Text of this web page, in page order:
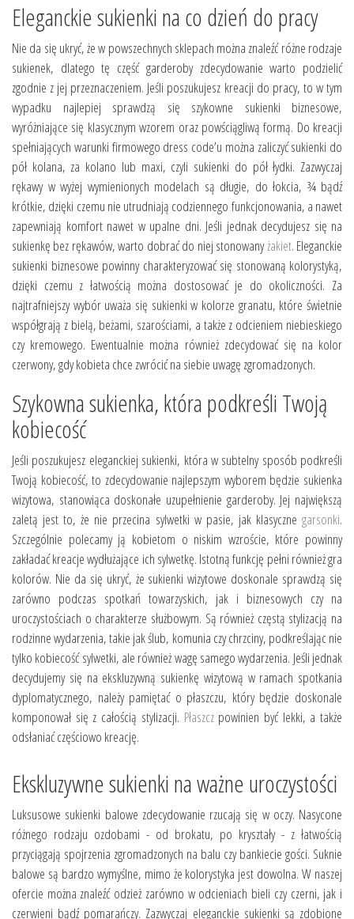
Eleganckie sukienki na co dzień do pracy
Nie da się ukryć, że w powszechnych sklepach można znaleźć różne rodzaje
sukienek, dlatego tę część garderoby zdecydowanie warto podzielić
zgodnie z jej przeznaczeniem. Jeśli poszukujesz kreacji do pracy, to w tym
wypadku najlepiej sprawdzą się szykowne sukienki biznesowe,
wyróżniające się klasycznym wzorem oraz powściągliwą formą. Do kreacji
spełniających warunki firmowego dress code’u można zaliczyć sukienki do
pół kolana, za kolano lub maxi, czyli sukienki do pół łydki. Zazwyczaj
rękawy w wyżej wymienionych modelach są długie, do łokcia, ¾ bądź
krótkie, dzięki czemu nie utrudniają codziennego funkcjonowania, a nawet
zapewniają komfort nawet w upalne dni. Jeśli jednak decydujesz się na
sukienkę bez rękawów, warto dobrać do niej stonowanyżakiet. Eleganckie
sukienki biznesowe powinny charakteryzować się stonowaną kolorystyką,
dzięki czemu z łatwością można dostosować je do okoliczności. Za
najtrafniejszy wybór uważa się sukienki w kolorze granatu, które świetnie
współgrają z bielą, beżami, szarościami, a także z odcieniem niebieskiego
czy kremowego. Ewentualnie można również zdecydować się na kolor
czerwony, gdy kobieta chce zwrócić na siebie uwagę zgromadzonych.
Szykowna sukienka, która podkreśli Twoją
kobiecość
Jeśli poszukujesz eleganckiej sukienki, która w subtelny sposób podkreśli
Twoją kobiecość, to zdecydowanie najlepszym wyborem będzie sukienka
wizytowa, stanowiąca doskonałe uzupełnienie garderoby. Jej największą
zaletą jest to, że nie przecina sylwetki w pasie, jak klasyczne garsonki.
Szczególnie polecamy ją kobietom o niskim wzroście, które powinny
zakładać kreacje wydłużające ich sylwetkę. Istotną funkcję pełni również gra
kolorów. Nie da się ukryć, że sukienki wizytowe doskonale sprawdzą się
zarówno podczas spotkań towarzyskich, jak i biznesowych czy na
uroczystościach o charakterze służbowym. Są również częstą stylizacją na
rodzinne wydarzenia, takie jak ślub, komunia czy chrzciny, podkreślając nie
tylko kobiecość sylwetki, ale również wagę samego wydarzenia. Jeśli jednak
decydujemy się na ekskluzywną sukienkę wizytową w ramach spotkania
dyplomatycznego, należy pamiętać o płaszczu, który będzie doskonale
komponował się z całością stylizacji. Płaszczpowinien być lekki, a także
odsłaniać częściowo kreację.
Ekskluzywne sukienki na ważne uroczystości
Luksusowe sukienki balowe zdecydowanie rzucają się w oczy. Nasycone
różnego rodzaju ozdobami - od brokatu, po kryształy - z łatwością
przyciągają spojrzenia zgromadzonych na balu czy bankiecie gości. Suknie
balowe są bardzo wymyślne, mimo że kolorystyka jest dowolna. W naszej
ofercie można znaleźć odzież zarówno w odcieniach bieli czy czerni, jak i
czerwieni bądź pomarańczy. Zazwyczaj eleganckie sukienki są zdobione